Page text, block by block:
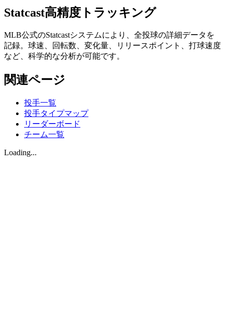
Statcast高精度トラッキング
MLB公式のStatcastシステムにより、全投球の詳細データを
記録。球速、回転数、変化量、リリースポイント、打球速度
など、科学的な分析が可能です。
関連ページ
投手一覧
投手タイプマップ
リーダーボード
チーム一覧
Loading...